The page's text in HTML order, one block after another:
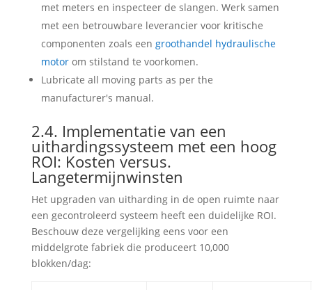
met meters en inspecteer de slangen. Werk samen
met een betrouwbare leverancier voor kritische
componenten zoals een groothandel hydraulische
motor om stilstand te voorkomen.
Lubricate all moving parts as per the
manufacturer's manual.
2.4. Implementatie van een
uithardingssysteem met een hoog
ROI: Kosten versus.
Langetermijnwinsten
Het upgraden van uitharding in de open ruimte naar
een gecontroleerd systeem heeft een duidelijke ROI.
Beschouw deze vergelijking eens voor een
middelgrote fabriek die produceert 10,000
blokken/dag: